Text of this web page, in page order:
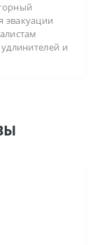
эвакуации
и